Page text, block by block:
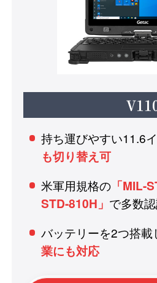
持ち運びやすい11.6
も切り替え可
米軍用規格の「MIL-
STD-810H」 で多数
バッテリーを2つ搭載
業にも対応